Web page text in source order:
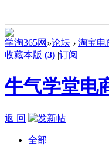
学淘365网 »论坛 › 淘宝电
收藏本版 (3) |订阅
牛气学堂电
返 回
全部